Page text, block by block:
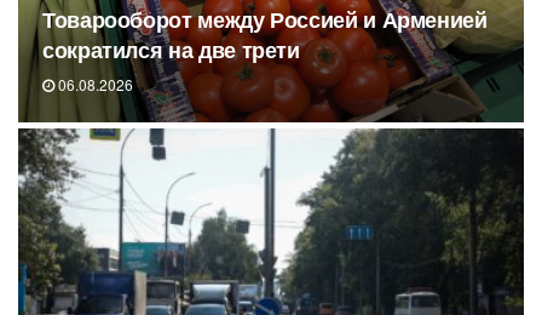
Товарооборот между Россией и Арменией
сократился на две трети
06.08.2026